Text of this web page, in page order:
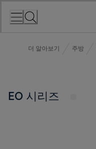
더 알아보기 주방
EO 시리즈